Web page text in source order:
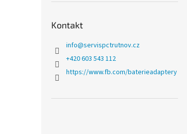
Kontakt
info@servispctrutnov.cz
+420 603 543 112
https://www.fb.com/baterieadaptery